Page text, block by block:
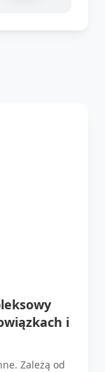
i
Zależą od